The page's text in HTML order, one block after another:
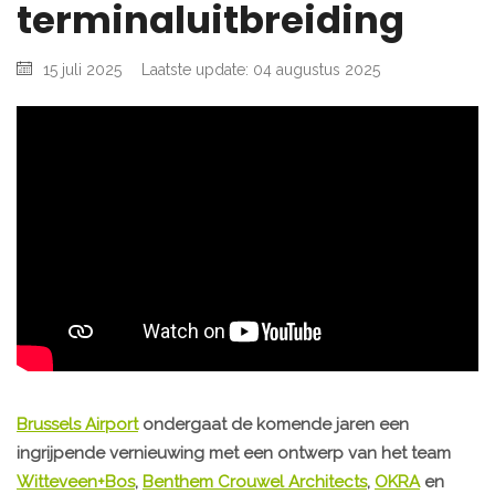
terminaluitbreiding
15 juli 2025 Laatste update: 04 augustus 2025
Brussels Airportondergaat de komende jaren een
ingrijpende vernieuwing met een ontwerp van het team
Witteveen+Bos, Benthem Crouwel Architects, OKRAen